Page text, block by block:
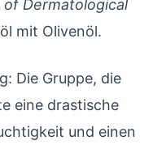
of Dermatological
mit Olivenöl.
Die Gruppe, die
eine drastische
und einen